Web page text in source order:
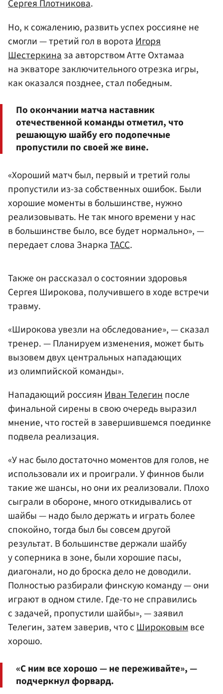
Сергея Плотникова.
Но, к сожалению, развить успех россияне не
смогли — третий гол в воротаИгоря
Шестеркиназа авторством Атте Охтамаа
на экваторе заключительного отрезка игры,
как оказался позднее, стал победным.
По окончании матча наставник
отечественной команды отметил, что
решающую шайбу его подопечные
пропустили по своей же вине.
«Хороший матч был, первый и третий голы
пропустили из-за собственных ошибок. Были
хорошие моменты в большинстве, нужно
реализовывать. Не так много времени у нас
в большинстве было, все будет нормально», —
передает слова ЗнаркаТАСС.
Также он рассказал о состоянии здоровья
Сергея Широкова, получившего в ходе встречи
травму.
«Широкова увезли на обследование», — сказал
тренер. — Планируем изменения, может быть
вызовем двух центральных нападающих
из олимпийской команды».
Нападающий россиянИван Телегинпосле
финальной сирены в свою очередь выразил
мнение, что гостей в завершившемся поединке
подвела реализация.
«У нас было достаточно моментов для голов, не
использовали их и проиграли. У финнов были
такие же шансы, но они их реализовали. Плохо
сыграли в обороне, много откидывались от
шайбы — надо было держать и играть более
спокойно, тогда был бы совсем другой
результат. В большинстве держали шайбу
у соперника в зоне, были хорошие пасы,
диагонали, но до броска дело не доводили.
Полностью разбирали финскую команду — они
играют в одном стиле. Где-то не справились
с задачей, пропустили шайбы», — заявил
Телегин, затем заверив, что сШироковымвсе
хорошо.
«С ним все хорошо — не переживайте», —
подчеркнул форвард.